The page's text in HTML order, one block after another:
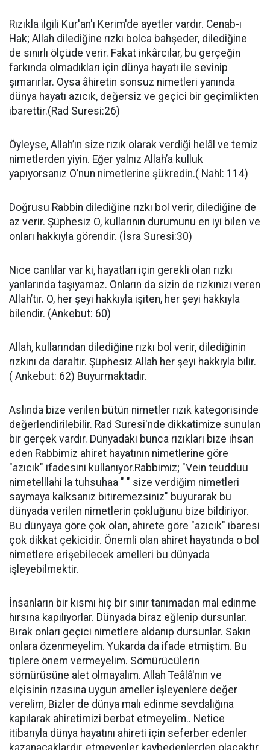
Rızıkla ilgili Kur'an'ı Kerim'de ayetler vardır. Cenab-ı
Hak; Allah dilediğine rızkı bolca bahşeder, dilediğine
de sınırlı ölçüde verir. Fakat inkârcılar, bu gerçeğin
farkında olmadıkları için dünya hayatı ile sevinip
şımarırlar. Oysa âhiretin sonsuz nimetleri yanında
dünya hayatı azıcık, değersiz ve geçici bir geçimlikten
ibarettir.(Rad Suresi:26)
Öyleyse, Allah’ın size rızık olarak verdiği helâl ve temiz
nimetlerden yiyin. Eğer yalnız Allah’a kulluk
yapıyorsanız O’nun nimetlerine şükredin.( Nahl: 114)
Doğrusu Rabbin dilediğine rızkı bol verir, dilediğine de
az verir. Şüphesiz O, kullarının durumunu en iyi bilen ve
onları hakkıyla görendir. (İsra Suresi:30)
Nice canlılar var ki, hayatları için gerekli olan rızkı
yanlarında taşıyamaz. Onların da sizin de rızkınızı veren
Allah’tır. O, her şeyi hakkıyla işiten, her şeyi hakkıyla
bilendir. (Ankebut: 60)
Allah, kullarından dilediğine rızkı bol verir, dilediğinin
rızkını da daraltır. Şüphesiz Allah her şeyi hakkıyla bilir.
( Ankebut: 62) Buyurmaktadır.
Aslında bize verilen bütün nimetler rızık kategorisinde
değerlendirilebilir. Rad Suresi'nde dikkatimize sunulan
bir gerçek vardır. Dünyadaki bunca rızıkları bize ihsan
eden Rabbimiz ahiret hayatının nimetlerine göre
"azıcık" ifadesini kullanıyor.Rabbimiz; "Vein teudduu
nimetelllahi la tuhsuhaa " " size verdiğim nimetleri
saymaya kalksanız bitiremezsiniz" buyurarak bu
dünyada verilen nimetlerin çokluğunu bize bildiriyor.
Bu dünyaya göre çok olan, ahirete göre "azıcık" ibaresi
çok dikkat çekicidir. Önemli olan ahiret hayatında o bol
nimetlere erişebilecek amelleri bu dünyada
işleyebilmektir.
İnsanların bir kısmı hiç bir sınır tanımadan mal edinme
hırsına kapılıyorlar. Dünyada biraz eğlenip dursunlar.
Bırak onları geçici nimetlere aldanıp dursunlar. Sakın
onlara özenmeyelim. Yukarda da ifade etmiştim. Bu
tiplere önem vermeyelim. Sömürücülerin
sömürüsüne alet olmayalım. Allah Teâlâ'nın ve
elçisinin rızasına uygun ameller işleyenlere değer
verelim, Bizler de dünya malı edinme sevdalığına
kapılarak ahiretimizi berbat etmeyelim.. Netice
itibarıyla dünya hayatını ahireti için seferber edenler
kazanacaklardır, etmeyenler kaybedenlerden olacaktır.